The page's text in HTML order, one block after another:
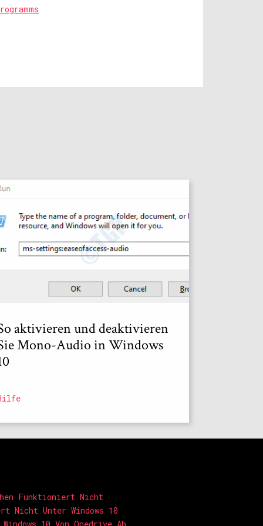
aktivieren und deaktivieren
Mono-Audio in Windows
Funktioniert Nicht
Nicht Unter Windows 10